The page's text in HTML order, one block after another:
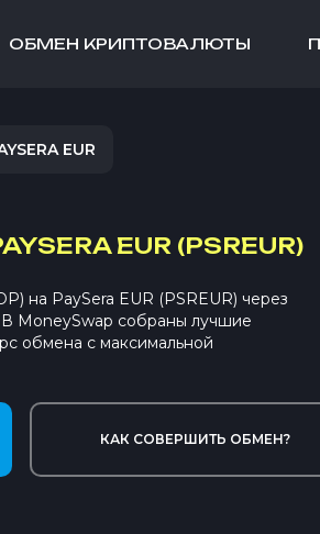
ОБМЕН КРИПТОВАЛЮТЫ
EUR
EUR (PSREUR)
на PaySera EUR (PSREUR) через
MoneySwap собраны лучшие
обмена с максимальной
КАК СОВЕРШИТЬ ОБМЕН?